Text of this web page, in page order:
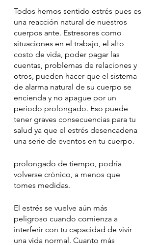
Todos hemos sentido estrés pues es
una reacción natural de nuestros
cuerpos ante. Estresores como
situaciones en el trabajo, el alto
costo de vida, poder pagar las
cuentas, problemas de relaciones y
otros, pueden hacer que el sistema
de alarma natural de su cuerpo se
encienda y no apague por un
periodo prolongado. Eso puede
tener graves consecuencias para tu
salud ya que el estrés desencadena
una serie de eventos en tu cuerpo.
prolongado de tiempo, podría
volverse crónico, a menos que
tomes medidas.
El estrés se vuelve aún más
peligroso cuando comienza a
interferir con tu capacidad de vivir
una vida normal. Cuanto más